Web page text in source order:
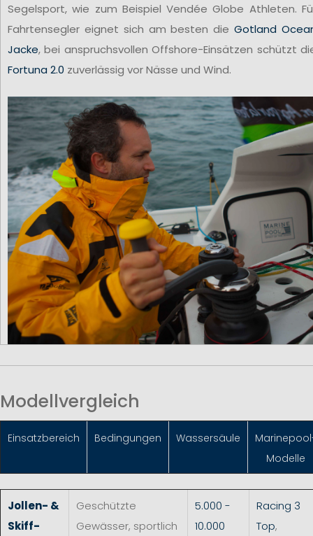
Segelsport, wie zum Beispiel Vendée Globe Athleten.
Fahrtensegler eignet sich am besten dieGotland
Jacke, bei anspruchsvollen Offshore-Einsätzen schützt
Fortuna 2.0 zuverlässig vor Nässe und Wind.
Modellvergleich
Einsatzbereich Bedingungen Wassersäule
Modelle
Jollen- &
Skiff-
Geschützte
Gewässer, sportlich
5.000 -
10.000
Racing 3
Top,